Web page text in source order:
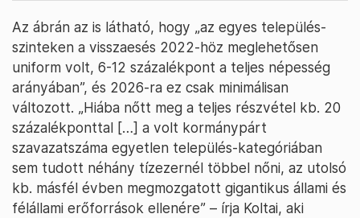
Az ábrán az is látható, hogy „az egyes település-
szinteken a visszaesés 2022-höz meglehetősen
uniform volt, 6-12 százalékpont a teljes népesség
arányában”, és 2026-ra ez csak minimálisan
változott. „Hiába nőtt meg a teljes részvétel kb. 20
százalékponttal […] a volt kormánypárt
szavazatszáma egyetlen település-kategóriában
sem tudott néhány tízezernél többel nőni, az utolsó
kb. másfél évben megmozgatott gigantikus állami és
félállami erőforrások ellenére” – írja Koltai, aki